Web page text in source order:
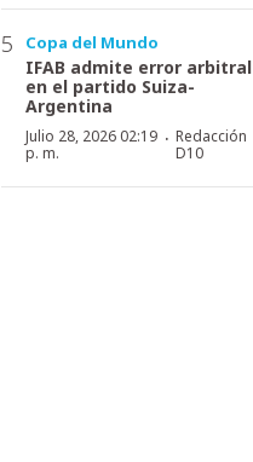
Copa del Mundo
IFAB admite error arbitral
en el partido Suiza-
Argentina
Julio 28, 2026 02:19
p. m.
· Redacción
D10